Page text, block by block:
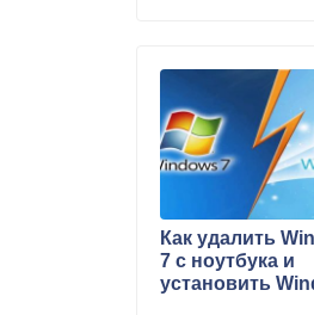
Как удалить
7 с ноутбука и
установить